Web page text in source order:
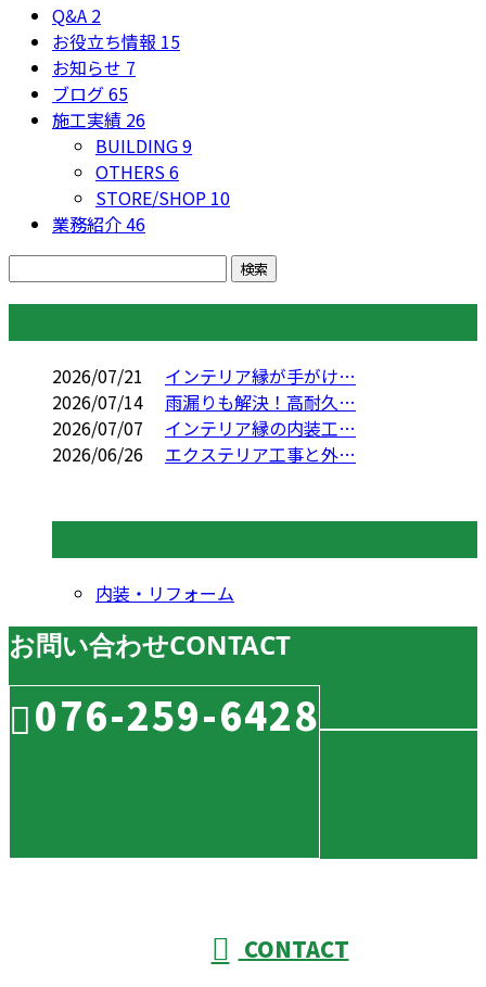
Q&A 2
お役立ち情報 15
お知らせ 7
ブログ65
施工実績 26
BUILDING9
OTHERS6
STORE/SHOP 10
業務紹介46
2026/07/21
インテリア縁が手がけ…
2026/07/14
雨漏りも解決！高耐久…
2026/07/07
インテリア縁の内装工…
2026/06/26
エクステリア工事と外…
内装・リフォーム
お問い合わせCONTACT
076-259-6428
CONTACT